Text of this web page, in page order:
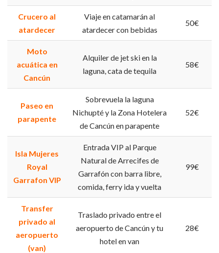
Crucero al
atardecer
Viaje en catamarán al
atardecer con bebidas
50€
Moto
acuática en
Cancún
Alquiler de jet ski en la
laguna, cata de tequila
58€
Paseo en
parapente
Sobrevuela la laguna
Nichupté y la Zona Hotelera
de Cancún en parapente
52€
Isla Mujeres
Royal
Garrafon VIP
Entrada VIP al Parque
Natural de Arrecifes de
Garrafón con barra libre,
comida, ferry ida y vuelta
99€
Transfer
privado al
aeropuerto
(van)
Traslado privado entre el
aeropuerto de Cancún y tu
hotel en van
28€